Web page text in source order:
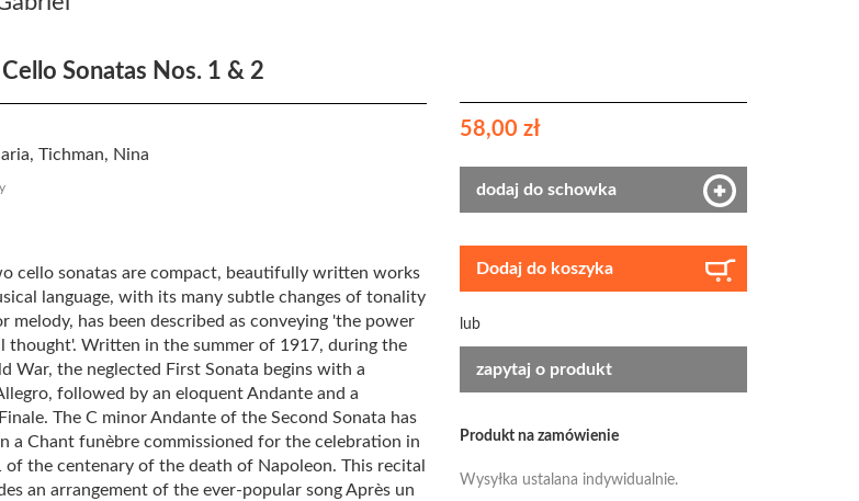
Cello Sonatas Nos. 1 & 2
Tichman, Nina
cello sonatas are compact, beautifully written works
language, with its many subtle changes of tonality
melody, has been described as conveying 'the power
thought'. Written in the summer of 1917, during the
War, the neglected First Sonata begins with a
followed by an eloquent Andante and a
The C minor Andante of the Second Sonata has
a Chant funèbre commissioned for the celebration in
of the centenary of the death of Napoleon. This recital
an arrangement of the ever-popular song Après un
58,00 zł
dodaj do schowka
Dodaj do koszyka
lub
zapytaj o produkt
Produkt na zamówienie
Wysyłka ustalana indywidualnie.